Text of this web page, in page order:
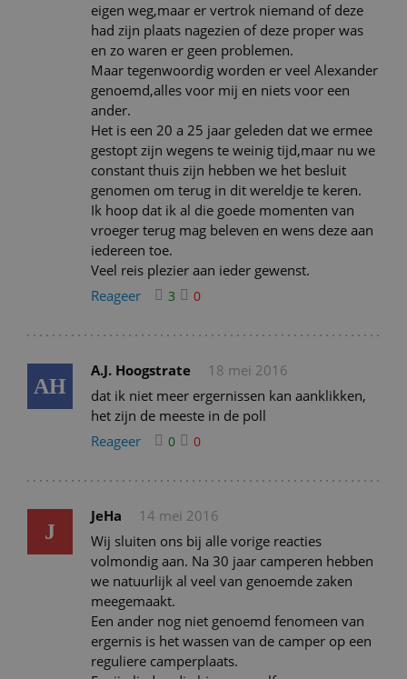
eigen weg,maar er vertrok niemand of deze
had zijn plaats nagezien of deze proper was
en zo waren er geen problemen.
Maar tegenwoordig worden er veel Alexander
genoemd,alles voor mij en niets voor een
ander.
Het is een 20 a 25 jaar geleden dat we ermee
gestopt zijn wegens te weinig tijd,maar nu we
constant thuis zijn hebben we het besluit
genomen om terug in dit wereldje te keren.
Ik hoop dat ik al die goede momenten van
vroeger terug mag beleven en wens deze aan
iedereen toe.
Veel reis plezier aan ieder gewenst.
Reageer
3 0
AH
A.J. Hoogstrate
18 mei 2016
dat ik niet meer ergernissen kan aanklikken,
het zijn de meeste in de poll
Reageer
0 0
J
JeHa
14 mei 2016
Wij sluiten ons bij alle vorige reacties
volmondig aan. Na 30 jaar camperen hebben
we natuurlijk al veel van genoemde zaken
meegemaakt.
Een ander nog niet genoemd fenomeen van
ergernis is het wassen van de camper op een
reguliere camperplaats.